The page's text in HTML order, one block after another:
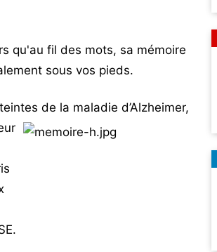
qu'au fil des mots, sa mémoire
sous vos pieds.
de la maladie d’Alzheimer,